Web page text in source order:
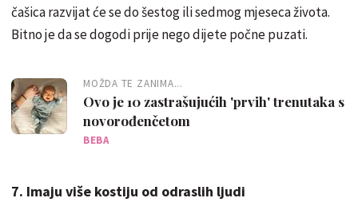
čašica razvijat će se do šestog ili sedmog mjeseca života.
Bitno je da se dogodi prije nego dijete počne puzati.
MOŽDA TE ZANIMA...
Ovo je 10 zastrašujućih 'prvih' trenutaka s
novorođenčetom
BEBA
7. Imaju više kostiju od odraslih ljudi